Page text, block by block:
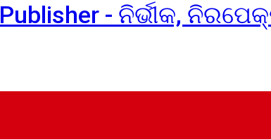
Publisher - ନିର୍ଭୀକ,